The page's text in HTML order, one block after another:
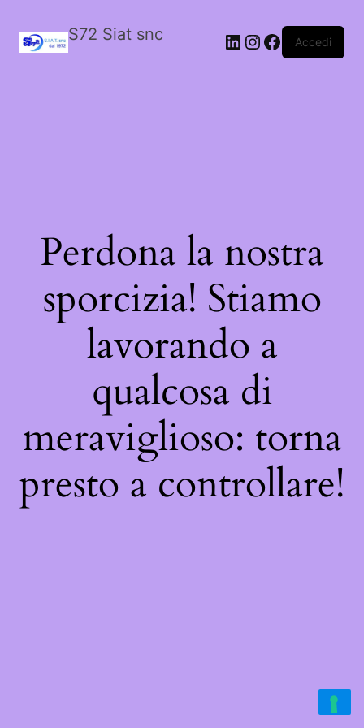
S72 Siat snc LinkedIn
Instagram
Facebook
Accedi
Perdona la nostra
sporcizia! Stiamo
lavorando a
qualcosa di
meraviglioso: torna
presto a controllare!